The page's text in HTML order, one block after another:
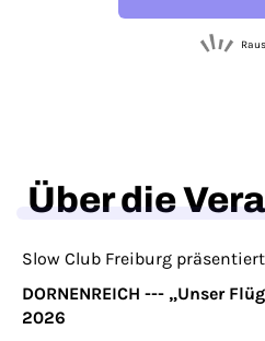
Über die
Slow Club Freiburg
DORNENREICH --- „Unser
2026